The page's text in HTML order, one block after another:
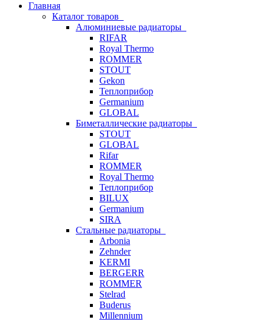
Главная
Каталог товаров
Алюминиевые радиаторы
RIFAR
Royal Thermo
ROMMER
STOUT
Gekon
Теплоприбор
Germanium
GLOBAL
Биметаллические радиаторы
STOUT
GLOBAL
Rifar
ROMMER
Royal Thermo
Теплоприбор
BILUX
Germanium
SIRA
Стальные радиаторы
Arbonia
Zehnder
KERMI
BERGERR
ROMMER
Stelrad
Buderus
Millennium